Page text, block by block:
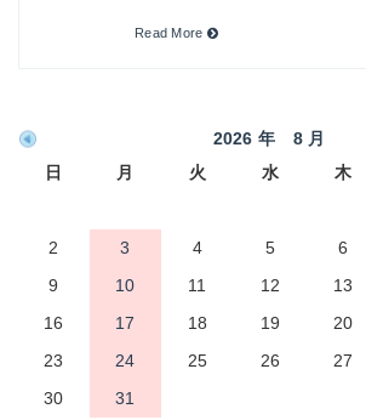
Read More
2026 年 8 月
日
月 火 水 木
2
3 4 5 6
9
10 11 12 13
16
17 18 19 20
23
24 25 26 27
30
31